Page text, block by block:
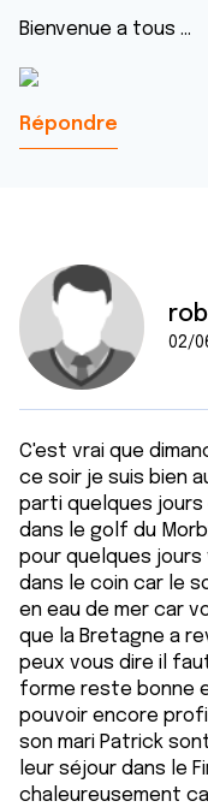
Bienvenue a tous ...
Répondre
rob
02/
C'est vrai que
ce soir je suis bien
parti quelques
dans le golf du
pour quelques jours
dans le coin car le
en eau de mer car
que la Bretagne a
peux vous dire il
forme reste bonne
pouvoir encore
son mari Patrick
leur séjour dans le
chaleureusement